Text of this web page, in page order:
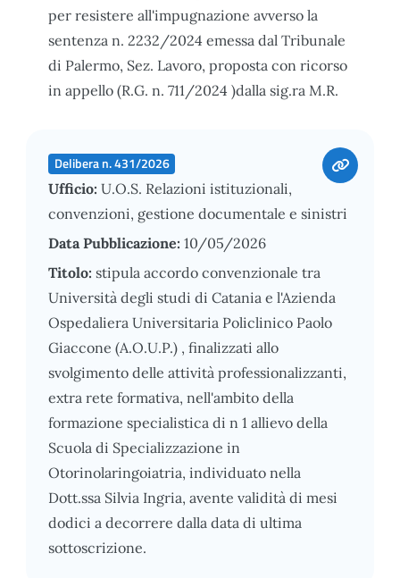
per resistere all'impugnazione avverso la
sentenza n. 2232/2024 emessa dal Tribunale
di Palermo, Sez. Lavoro, proposta con ricorso
in appello (R.G. n. 711/2024 )dalla sig.ra M.R.
Delibera n. 431/2026
Ufficio: U.O.S. Relazioni istituzionali,
convenzioni, gestione documentale e sinistri
Data Pubblicazione: 10/05/2026
Titolo: stipula accordo convenzionale tra
Università degli studi di Catania e l'Azienda
Ospedaliera Universitaria Policlinico Paolo
Giaccone (A.O.U.P.) , finalizzati allo
svolgimento delle attività professionalizzanti,
extra rete formativa, nell'ambito della
formazione specialistica di n 1 allievo della
Scuola di Specializzazione in
Otorinolaringoiatria, individuato nella
Dott.ssa Silvia Ingria, avente validità di mesi
dodici a decorrere dalla data di ultima
sottoscrizione.